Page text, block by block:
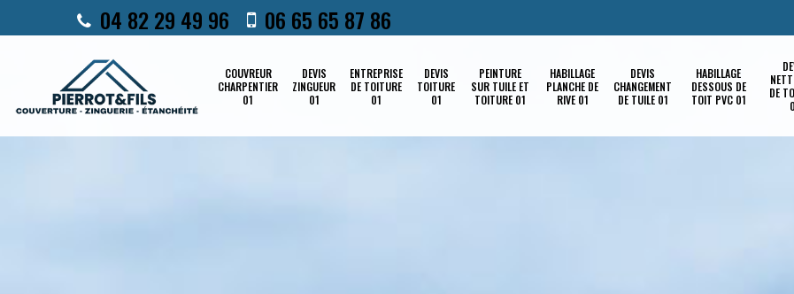
04 82 29 49 96 06 65 65 87 86
COUVREUR
CHARPENTIER
01
DEVIS
ZINGUEUR
01
ENTREPRISE
DE TOITURE
01
DEVIS
TOITURE
01
PEINTURE
SUR TUILE ET
TOITURE 01
HABILLAGE
PLANCHE DE
RIVE 01
DEVIS
CHANGEMENT
DE TUILE 01
HABILLAGE
DESSOUS DE
TOIT PVC 01
DE